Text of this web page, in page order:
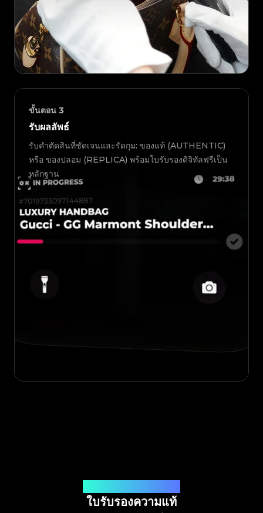
ขั้นตอน 3
รับผลลัพธ์
รับคำตัดสินที่ชัดเจนและรัดกุม: ของแท้ (AUTHENTIC)
หรือ ของปลอม (REPLICA) พร้อมใบรับรองดิจิทัลฟรีเป็น
หลักฐาน
ใบรับรองความแท้